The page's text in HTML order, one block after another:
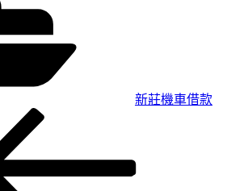
新莊機車借款